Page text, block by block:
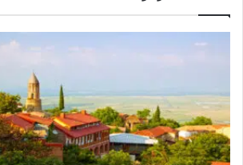
ر
ب
ا
ل